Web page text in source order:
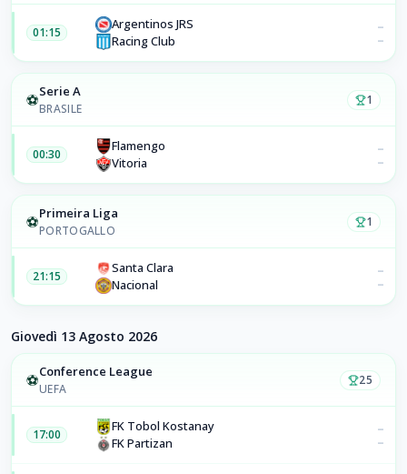
01:15
Argentinos JRS
Racing Club
–
–
⚽Serie A
BRASILE
1
00:30
Flamengo
Vitoria
–
–
⚽Primeira Liga
PORTOGALLO
1
21:15
Santa Clara
Nacional
–
–
Giovedì 13 Agosto 2026
⚽Conference League
UEFA
25
17:00
FK Tobol Kostanay
FK Partizan
–
–